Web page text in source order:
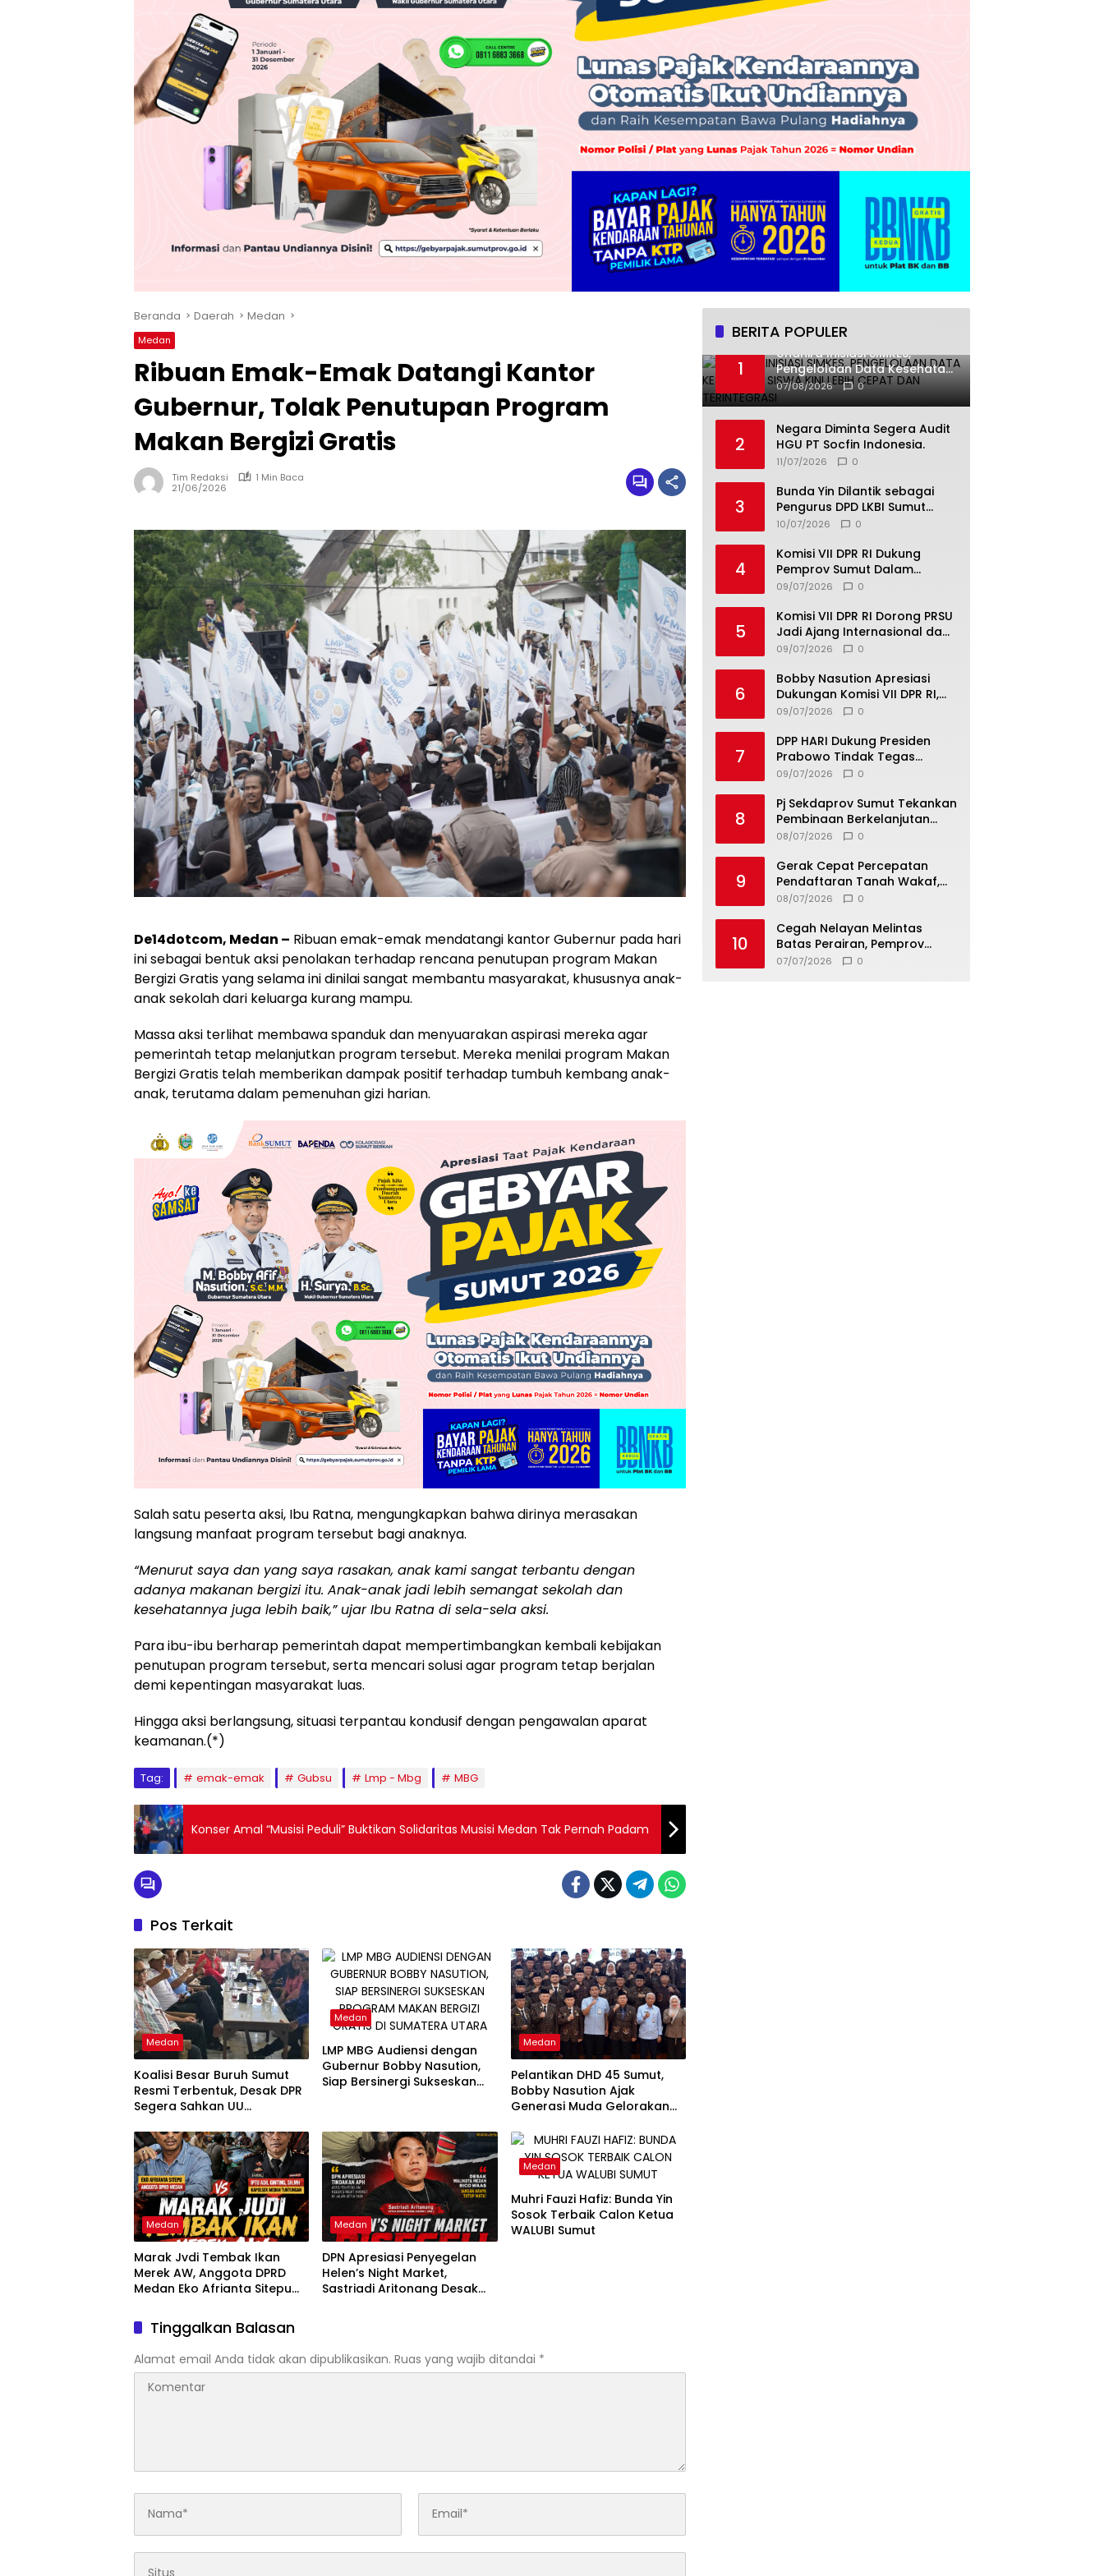
Beranda Daerah Medan
Medan
Ribuan Emak-Emak Datangi Kantor
Gubernur, Tolak Penutupan Program
Makan Bergizi Gratis
Tim Redaksi
1 Min Baca
21/06/2026
De14dotcom, Medan – Ribuan emak-emak mendatangi kantor Gubernur pada hari
ini sebagai bentuk aksi penolakan terhadap rencana penutupan program Makan
Bergizi Gratis yang selama ini dinilai sangat membantu masyarakat, khususnya anak-
anak sekolah dari keluarga kurang mampu.
Massa aksi terlihat membawa spanduk dan menyuarakan aspirasi mereka agar
pemerintah tetap melanjutkan program tersebut. Mereka menilai program Makan
Bergizi Gratis telah memberikan dampak positif terhadap tumbuh kembang anak-
anak, terutama dalam pemenuhan gizi harian.
Salah satu peserta aksi, Ibu Ratna, mengungkapkan bahwa dirinya merasakan
langsung manfaat program tersebut bagi anaknya.
“Menurut saya dan yang saya rasakan, anak kami sangat terbantu dengan
adanya makanan bergizi itu. Anak-anak jadi lebih semangat sekolah dan
kesehatannya juga lebih baik,” ujar Ibu Ratna di sela-sela aksi.
Para ibu-ibu berharap pemerintah dapat mempertimbangkan kembali kebijakan
penutupan program tersebut, serta mencari solusi agar program tetap berjalan
demi kepentingan masyarakat luas.
Hingga aksi berlangsung, situasi terpantau kondusif dengan pengawalan aparat
keamanan.(*)
Tag: emak-emak Gubsu Lmp - Mbg MBG
Konser Amal “Musisi Peduli” Buktikan Solidaritas Musisi Medan Tak Pernah Padam
Pos Terkait
Medan
Koalisi Besar Buruh Sumut
Resmi Terbentuk, Desak DPR
Segera Sahkan UU
“Bukan Tambal Sulam, Tapi
Perubahan Total”
Medan
LMP MBG Audiensi dengan
Gubernur Bobby Nasution,
Siap Bersinergi Sukseskan
Medan
Pelantikan DHD 45 Sumut,
Bobby Nasution Ajak
Generasi Muda Gelorakan
Medan
Marak Jvdi Tembak Ikan
Merek AW, Anggota DPRD
Medan Eko Afrianta Sitepu
Kapolsek Medan Tuntungan
Medan
DPN Apresiasi Penyegelan
Helen’s Night Market,
Sastriadi Aritonang Desak
Medan
Muhri Fauzi Hafiz: Bunda Yin
Sosok Terbaik Calon Ketua
WALUBI Sumut
Tinggalkan Balasan
Alamat email Anda tidak akan dipublikasikan. Ruas yang wajib ditandai *
BERITA POPULER
1
Undhira Inisiasi SIMKES,
Pengelolaan Data Kesehatan
Siswa Kini Lebih Cepat dan
Terintegrasi
07/08/2026 0
2
Negara Diminta Segera Audit
HGU PT Socfin Indonesia.
11/07/2026 0
3
Bunda Yin Dilantik sebagai
Pengurus DPD LKBI Sumut
2026–2031, Tegaskan
dan Kerukunan
10/07/2026 0
4
Komisi VII DPR RI Dukung
Pemprov Sumut Dalam
Pemberantasan Pungli di
09/07/2026 0
5
Komisi VII DPR RI Dorong PRSU
Jadi Ajang Internasional dan
Pusat Investasi Sumut
09/07/2026 0
6
Bobby Nasution Apresiasi
Dukungan Komisi VII DPR RI,
Dorong PRSU Masuk Kalender
09/07/2026 0
7
DPP HARI Dukung Presiden
Prabowo Tindak Tegas
Pelaku Korupsi Tanpa Tebang
09/07/2026 0
8
Pj Sekdaprov Sumut Tekankan
Pembinaan Berkelanjutan
untuk Lahirkan Generasi
08/07/2026 0
9
Gerak Cepat Percepatan
Pendaftaran Tanah Wakaf,
Kanwil Kemenag Sumut dan
MoU
08/07/2026 0
10
Cegah Nelayan Melintas
Batas Perairan, Pemprov
Sumut Siapkan Tiga Langkah
07/07/2026 0